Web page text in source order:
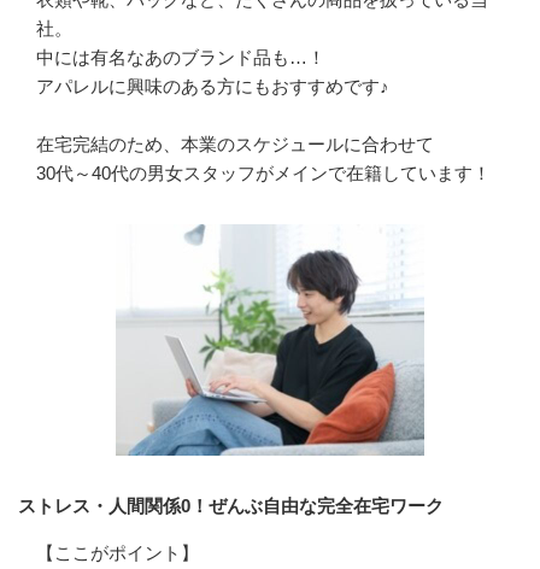
社。
中には有名なあのブランド品も…！
アパレルに興味のある方にもおすすめです♪
在宅完結のため、本業のスケジュールに合わせて
30代～40代の男女スタッフがメインで在籍しています！
ストレス・人間関係0！ぜんぶ自由な完全在宅ワーク
【ここがポイント】